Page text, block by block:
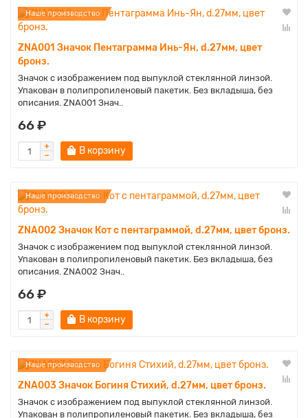
Наше производство
ZNA001 Значок Пентаграмма Инь-Ян, d.27мм, цвет
бронз.
Значок с изображением под выпуклой стеклянной линзой.
Упакован в полипропиленовый пакетик. Без вкладыша, без
описания. ZNA001 Знач..
66 ₽
В корзину
Наше производство
ZNA002 Значок Кот с пентаграммой, d.27мм, цвет бронз.
Значок с изображением под выпуклой стеклянной линзой.
Упакован в полипропиленовый пакетик. Без вкладыша, без
описания. ZNA002 Знач..
66 ₽
В корзину
Наше производство
ZNA003 Значок Богиня Стихий, d.27мм, цвет бронз.
Значок с изображением под выпуклой стеклянной линзой.
Упакован в полипропиленовый пакетик. Без вкладыша, без